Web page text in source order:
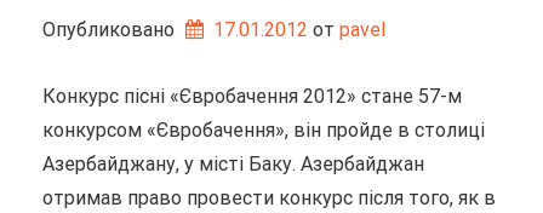
Опубликовано 17.01.2012 от pavel
Конкурс пісні «Євробачення 2012» стане 57-м
конкурсом «Євробачення», він пройде в столиці
Азербайджану, у місті Баку. Азербайджан
отримав право провести конкурс після того, як в